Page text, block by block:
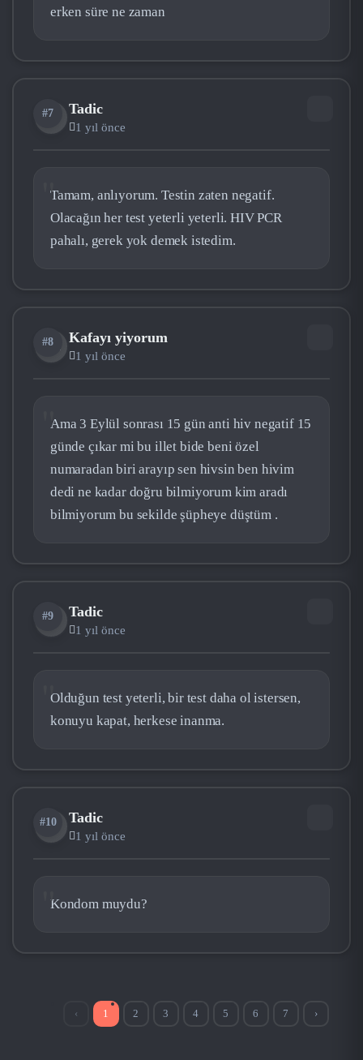
erken süre ne zaman
#7
TA
Tadic
1 yıl önce
Tamam, anlıyorum. Testin zaten negatif.
Olacağın her test yeterli yeterli. HIV PCR
pahalı, gerek yok demek istedim.
#8
KA
Kafayı yiyorum
1 yıl önce
Ama 3 Eylül sonrası 15 gün anti hiv negatif 15
günde çıkar mi bu illet bide beni özel
numaradan biri arayıp sen hivsin ben hivim
dedi ne kadar doğru bilmiyorum kim aradı
bilmiyorum bu sekilde şüpheye düştüm .
#9
TA
Tadic
1 yıl önce
Olduğun test yeterli, bir test daha ol istersen,
konuyu kapat, herkese inanma.
#10
TA
Tadic
1 yıl önce
Kondom muydu?
‹ 1 2 3 4 5 6 7 ›